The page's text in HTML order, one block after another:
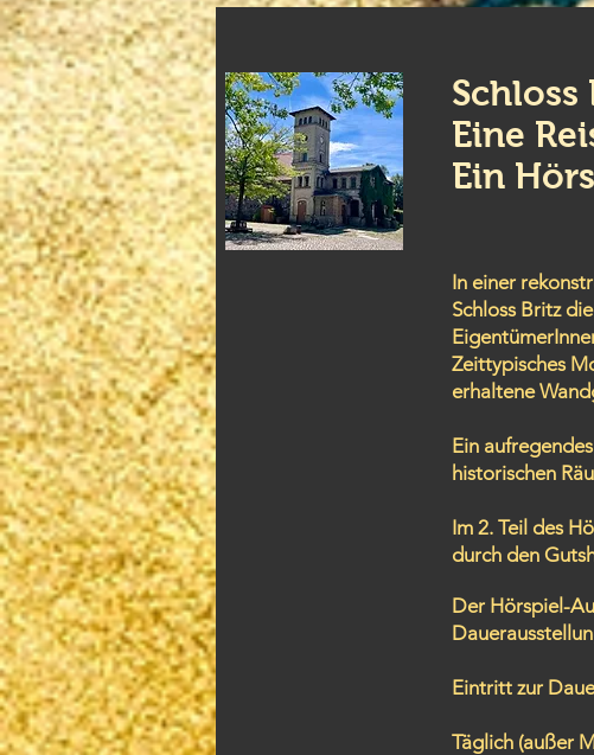
Eine
Ein
In einer
Schloss Britz
Zeittypisches
erhaltene
Ein
historischen
Im 2. Teil des
durch den
Der Hörspiel-
Eintritt zur
Täglich (außer